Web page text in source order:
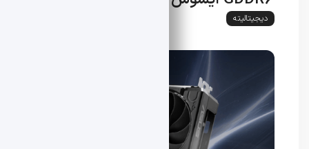
دیجیتالیته